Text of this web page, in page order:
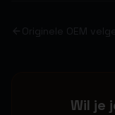
Originele OEM
Wil je